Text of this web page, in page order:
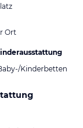
Ort
Kinderbetten